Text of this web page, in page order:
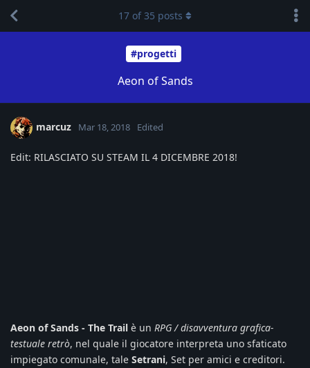
#progetti
Aeon of Sands
17 of35 posts
marcuz Mar 18, 2018 Edited
Edit: RILASCIATO SU STEAM IL 4 DICEMBRE 2018!
Aeon of Sands - The Trail è un RPG / disavventura grafica-
testuale retrò, nel quale il giocatore interpreta uno sfaticato
impiegato comunale, tale Setrani, Set per amici e creditori.